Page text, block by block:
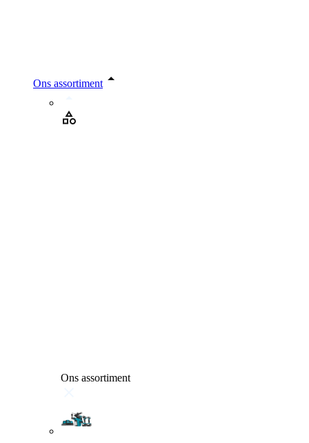
Ons assortiment
Ons assortiment